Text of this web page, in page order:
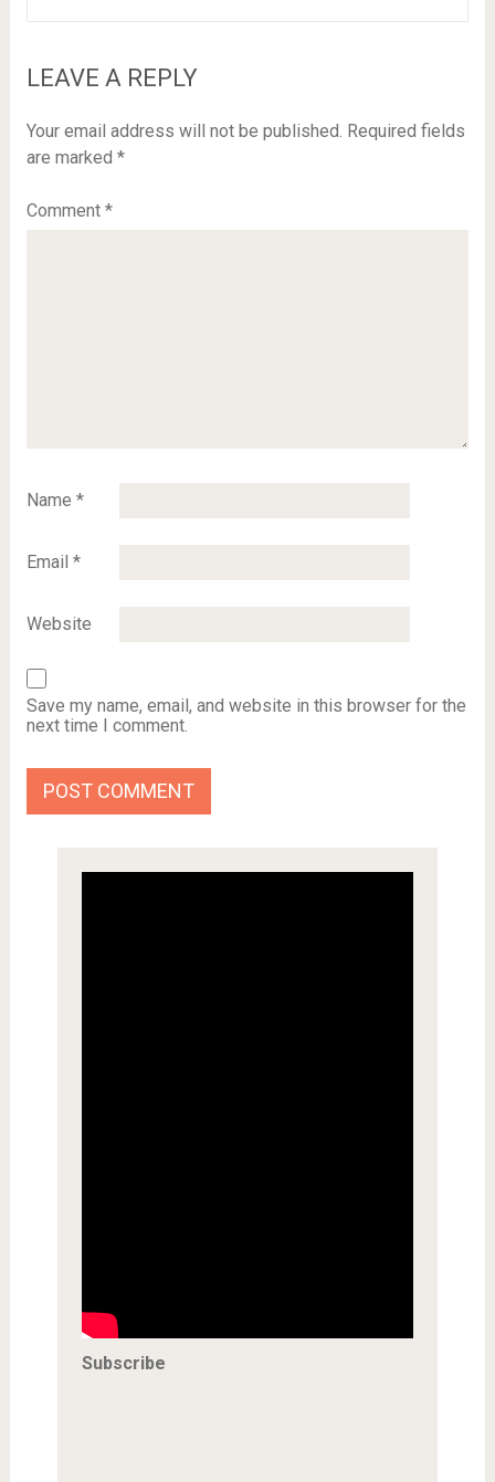
LEAVE A REPLY
Your email address will not be published. Required fields
are marked *
Comment *
Name *
Email *
Website
Save my name, email, and website in this browser for the
next time I comment.
Subscribe